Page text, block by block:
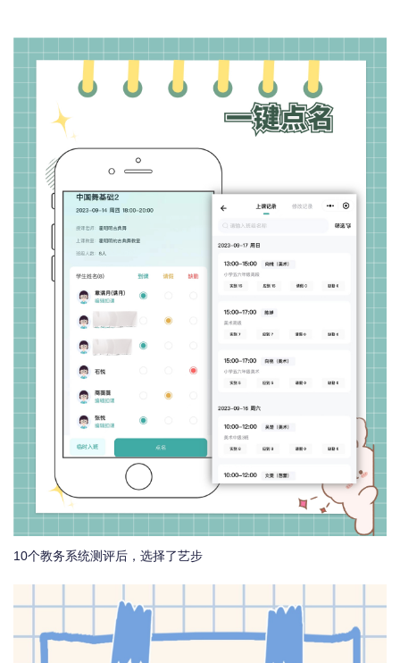
10个教务系统测评后，选择了艺步